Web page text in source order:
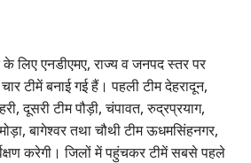
के लिए एनडीएमए, राज्य व जनपद स्तर पर
टीमें बनाई गई हैं। पहली टीम देहरादून,
दूसरी टीम पौड़ी, चंपावत, रुद्रप्रयाग,
बागेश्वर तथा चौथी टीम ऊधमसिंहनगर,
करेगी। जिलों में पहुंचकर टीमें सबसे पहले